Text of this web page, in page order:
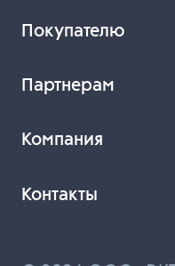
Покупателю
Партнерам
Компания
Контакты